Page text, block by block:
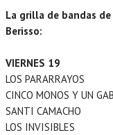
La grilla de bandas
Berisso:
VIERNES 19
LOS PARARRAYOS
CINCO MONOS Y UN
SANTI CAMACHO
LOS INVISIBLES